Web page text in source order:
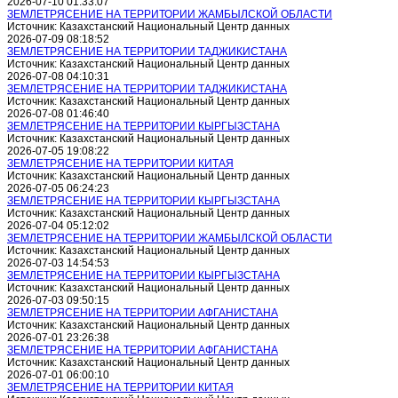
ЗЕМЛЕТРЯСЕНИЕ НА ТЕРРИТОРИИ ЖАМБЫЛСКОЙ ОБЛАСТИ
Источник: Казахстанский Национальный Центр данных
2026-07-09 08:18:52
ЗЕМЛЕТРЯСЕНИЕ НА ТЕРРИТОРИИ ТАДЖИКИСТАНА
Источник: Казахстанский Национальный Центр данных
2026-07-08 04:10:31
ЗЕМЛЕТРЯСЕНИЕ НА ТЕРРИТОРИИ ТАДЖИКИСТАНА
Источник: Казахстанский Национальный Центр данных
2026-07-08 01:46:40
ЗЕМЛЕТРЯСЕНИЕ НА ТЕРРИТОРИИ КЫРГЫЗСТАНА
Источник: Казахстанский Национальный Центр данных
2026-07-05 19:08:22
ЗЕМЛЕТРЯСЕНИЕ НА ТЕРРИТОРИИ КИТАЯ
Источник: Казахстанский Национальный Центр данных
2026-07-05 06:24:23
ЗЕМЛЕТРЯСЕНИЕ НА ТЕРРИТОРИИ КЫРГЫЗСТАНА
Источник: Казахстанский Национальный Центр данных
2026-07-04 05:12:02
ЗЕМЛЕТРЯСЕНИЕ НА ТЕРРИТОРИИ ЖАМБЫЛСКОЙ ОБЛАСТИ
Источник: Казахстанский Национальный Центр данных
2026-07-03 14:54:53
ЗЕМЛЕТРЯСЕНИЕ НА ТЕРРИТОРИИ КЫРГЫЗСТАНА
Источник: Казахстанский Национальный Центр данных
2026-07-03 09:50:15
ЗЕМЛЕТРЯСЕНИЕ НА ТЕРРИТОРИИ АФГАНИСТАНА
Источник: Казахстанский Национальный Центр данных
2026-07-01 23:26:38
ЗЕМЛЕТРЯСЕНИЕ НА ТЕРРИТОРИИ АФГАНИСТАНА
Источник: Казахстанский Национальный Центр данных
2026-07-01 06:00:10
ЗЕМЛЕТРЯСЕНИЕ НА ТЕРРИТОРИИ КИТАЯ